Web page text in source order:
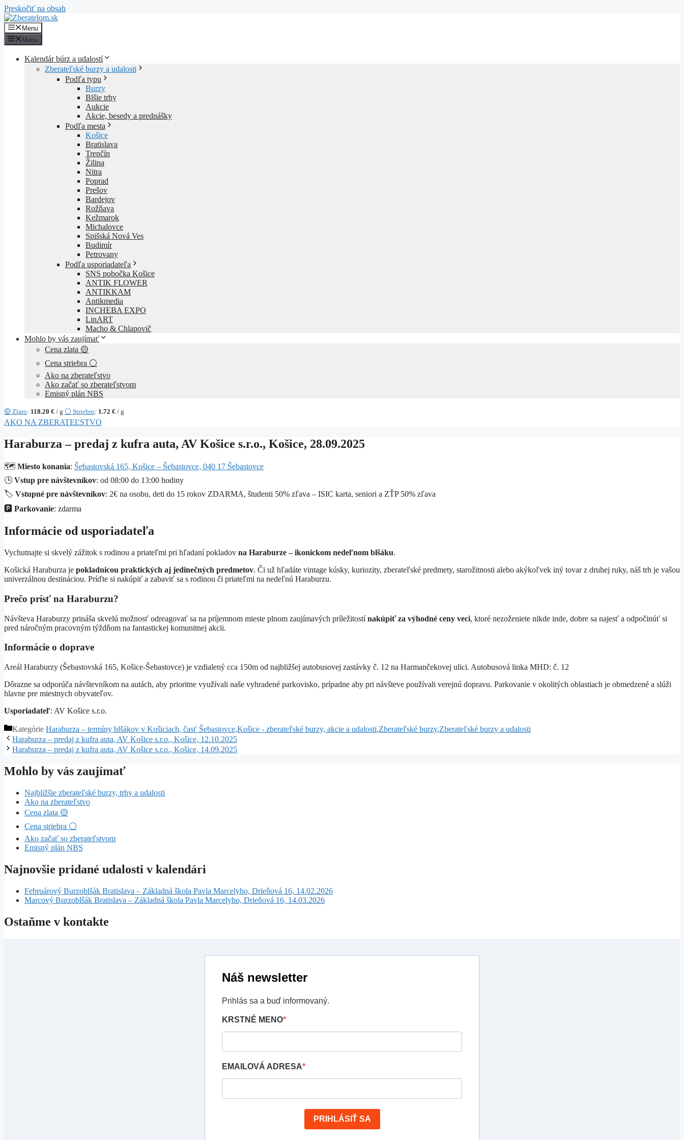
Preskočiť na obsah
Menu
Menu
Kalendár búrz a udalostí
Zberateľské burzy a udalosti
Podľa typu
Burzy
Blšie trhy
Aukcie
Akcie, besedy a prednášky
Podľa mesta
Košice
Bratislava
Trenčín
Žilina
Nitra
Poprad
Prešov
Bardejov
Rožňava
Kežmarok
Michalovce
Spišská Nová Ves
Budimír
Petrovany
Podľa usporiadateľa
SNS pobočka Košice
ANTIK FLOWER
ANTIKKAM
Antikmedia
INCHEBA EXPO
LinART
Macho & Chlapovič
Mohlo by vás zaujímať
Cena zlata 🟡
Cena striebra ⚪
Ako na zberateľstvo
Ako začať so zberateľstvom
Emisný plán NBS
🟡 Zlato: 118.20 € / g ⚪ Striebro: 1.72 € / g
AKO NA ZBERATEĽSTVO
Haraburza – predaj z kufra auta, AV Košice s.r.o., Košice, 28.09.2025
🗺️ Miesto konania: Šebastovská 165, Košice – Šebastovce, 040 17 Šebastovce
🕒 Vstup pre návštevníkov: od 08:00 do 13:00 hodiny
🏷️ Vstupné pre návštevníkov: 2€ na osobu, deti do 15 rokov ZDARMA, študenti 50% zľava – ISIC karta, seniori a ZŤP 50% zľava
🅿️ Parkovanie: zdarma
Informácie od usporiadateľa
Vychutnajte si skvelý zážitok s rodinou a priateľmi pri hľadaní pokladov na Haraburze – ikonickom nedeľnom blšáku.
Košická Haraburza je pokladnicou praktických aj jedinečných predmetov. Či už hľadáte vintage kúsky, kuriozity, zberateľské predmety, starožitnosti alebo akýkoľvek iný tovar z druhej ruky, náš trh je vašou
univerzálnou destináciou. Príďte si nakúpiť a zabaviť sa s rodinou či priateľmi na nedeľnú Haraburzu.
Prečo prísť na Haraburzu?
Návšteva Haraburzy prináša skvelú možnosť odreagovať sa na príjemnom mieste plnom zaujímavých príležitostínakúpiť za výhodné ceny veci, ktoré nezoženiete nikde inde, dobre sa najesť a odpočinúť si
pred náročným pracovným týždňom na fantastickej komunitnej akcii.
Informácie o doprave
Areál Haraburzy (Šebastovská 165, Košice-Šebastovce) je vzdialený cca 150m od najbližšej autobusovej zastávky č. 12 na Harmančekovej ulici. Autobusová linka MHD: č. 12
Dôrazne sa odporúča návštevníkom na autách, aby prioritne využívali naše vyhradené parkovisko, prípadne aby pri návšteve používali verejnú dopravu. Parkovanie v okolitých oblastiach je obmedzené a slúži
hlavne pre miestnych obyvateľov.
Usporiadateľ: AV Košice s.r.o.
Kategórie Haraburza – termíny blšákov v Košiciach, časť Šebastovce,Košice - zberateľské burzy, akcie a udalosti,Zberateľské burzy,Zberateľské burzy a udalosti
Haraburza – predaj z kufra auta, AV Košice s.r.o., Košice, 12.10.2025
Haraburza – predaj z kufra auta, AV Košice s.r.o., Košice, 14.09.2025
Mohlo by vás zaujímať
Najbližšie zberateľské burzy, trhy a udalosti
Ako na zberateľstvo
Cena zlata 🟡
Cena striebra ⚪
Ako začať so zberateľstvom
Emisný plán NBS
Najnovšie pridané udalosti v kalendári
Februárový Burzoblšák Bratislava – Základná škola Pavla Marcelyho, Drieňová 16, 14.02.2026
Marcový Burzoblšák Bratislava – Základná škola Pavla Marcelyho, Drieňová 16, 14.03.2026
Ostaňme v kontakte
Náš newsletter
Prihlás sa a buď informovaný.
KRSTNÉ MENO
EMAILOVÁ ADRESA
PRIHLÁSIŤ SA